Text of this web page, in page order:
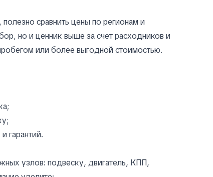
сравнить цены по регионам и
но и ценник выше за счет расходников и
или более выгодной стоимостью.
гарантий.
узлов: подвеску, двигатель, КПП,